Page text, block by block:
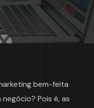
bem-feita
Pois é, as